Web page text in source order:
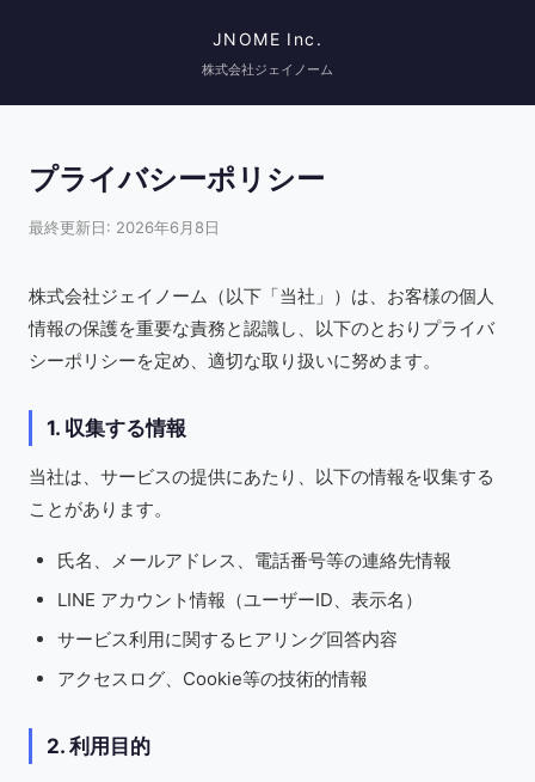
JNOME Inc.
株式会社ジェイノーム
プライバシーポリシー
最終更新日: 2026年6月8日
株式会社ジェイノーム（以下「当社」）は、お客様の個人
情報の保護を重要な責務と認識し、以下のとおりプライバ
シーポリシーを定め、適切な取り扱いに努めます。
1. 収集する情報
当社は、サービスの提供にあたり、以下の情報を収集する
ことがあります。
氏名、メールアドレス、電話番号等の連絡先情報
LINE アカウント情報（ユーザーID、表示名）
サービス利用に関するヒアリング回答内容
アクセスログ、Cookie等の技術的情報
2. 利用目的